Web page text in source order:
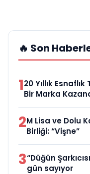
🔥 Son
120 Yıllık
Bir Marka
2M Lisa ve Dolu
Birliği: “Vişne”
3“Düğün
gün sayıyor